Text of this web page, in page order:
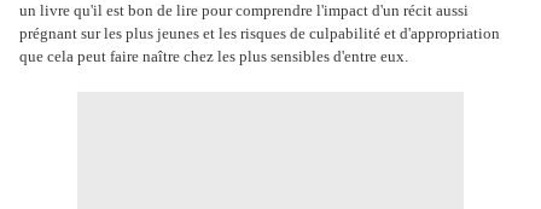
un livre qu'il est bon de lire pour comprendre l'impact d'un récit aussi
prégnant sur les plus jeunes et les risques de culpabilité et d'appropriation
que cela peut faire naître chez les plus sensibles d'entre eux.